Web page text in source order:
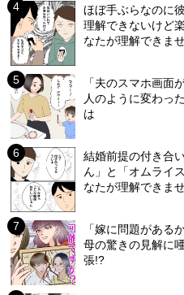
ほぼ手ぶらなのに
理解できないけど
なたが理解できま
「夫のスマホ画面
人のように変わっ
は
結婚前提の付き合
ん」と「オムライ
なたが理解できま
「嫁に問題がある
母の驚きの見解に
張!?